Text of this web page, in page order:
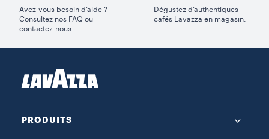
Avez-vous besoin d’aide ?
Consultez nos FAQ ou
contactez-nous.
Dégustez d’authentiques
cafés Lavazza en magasin.
PRODUITS